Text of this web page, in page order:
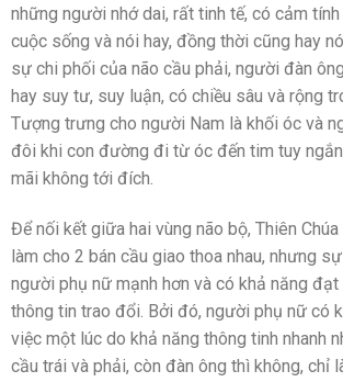
những người nhớ dai, rất tinh tế, có cảm
cuộc sống và nói hay, đồng thời cũng hay
sự chi phối của não cầu phải, người đàn
hay suy tư, suy luận, có chiều sâu và rộng
Tượng trưng cho người Nam là khối óc và
đôi khi con đường đi từ óc đến tim tuy
mãi không tới đích.
Để nối kết giữa hai vùng não bộ, Thiên
làm cho 2 bán cầu giao thoa nhau, nhưng
người phụ nữ mạnh hơn và có khả năng
thông tin trao đổi. Bởi đó, người phụ nữ có
việc một lúc do khả năng thông tinh nhanh
cầu trái và phải, còn đàn ông thì không, chỉ